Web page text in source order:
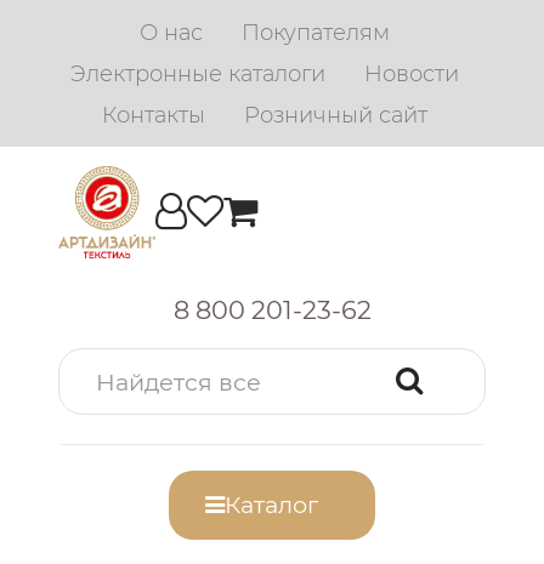
О нас
Покупателям
Электронные каталоги
Новости
Контакты
Розничный сайт
8 800 201-23-62
Каталог